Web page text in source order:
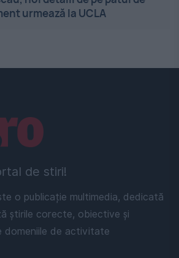
urmează la UCLA
de stiri!
o publicație multimedia, dedicată
știrile corecte, obiective și
domeniile de activitate